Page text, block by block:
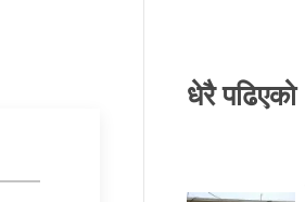
धेरै पढिएको